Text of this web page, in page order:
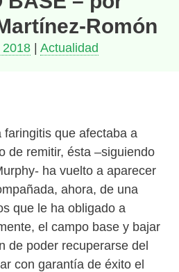
Romón
2018 Actualidad
faringitis que afectaba a
de remitir, ésta –siguiendo
ha vuelto a aparecer
ahora, de una
que le ha obligado a
el campo base y bajar
de poder recuperarse del
con garantía de éxito el